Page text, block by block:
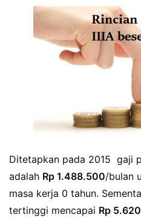
Ditetapkan pada 2015 gaji
adalah Rp 1.488.500/bulan
masa kerja 0 tahun.
tertinggi mencapai Rp